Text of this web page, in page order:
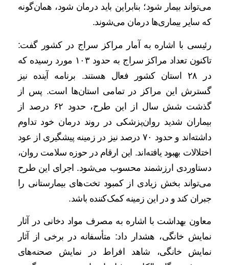
می‌تواند بیمار شود؛ بنابراین باید درمان شود، همان‌گونه
که سایر بیماری‌ها درمان می‌شوند.
رئیسی با اشاره به آمار مراکز سراج در کشور گفت:
تاکنون تعداد مراکز سراج به حدود ۱۰۳ مورد رسیده که
در ۲۸ استان کشور فعال هستند. برنامه آینده نیز
گسترش این مراکز در تمامی استان‌ها است. پس از
گذشت شش سال از این طرح، حدود ۶۲ درصد از
بیماران شدید روان‌پزشکی در روند درمان خود تداوم
داشته‌اند و حدود ۷۰ درصد نیز در زمینه پیشگیری از عود
اختلالات بهبود یافته‌اند. این ارقام در حوزه سلامت روان،
دستاوردی ارزشمند محسوب می‌شود. اجرای این طرح
می‌تواند بخش زیادی از کمبود تخت‌های بیمارستانی را
جبران کند و در این زمینه کمک‌کننده باشد.
معاون بهداشت با اشاره به مصرف مواد دخانی در آثار
نمایش خانگی، هشدار داد: متأسفانه در برخی از آثار
نمایش خانگی، شاهد افراط در نمایش صحنه‌های